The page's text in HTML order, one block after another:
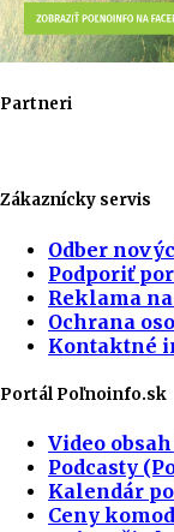
Partneri
Zákaznícky servis
Odber
Podporiť
Reklama
Ochrana
Kontaktné
Portál Poľnoinfo.sk
Video
Podcasty
Kalendár
Ceny